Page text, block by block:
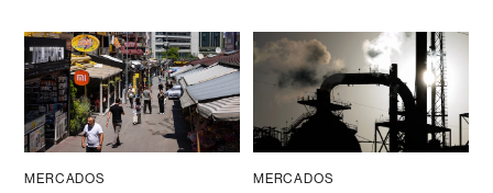
MERCADOS MERCADOS